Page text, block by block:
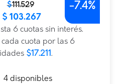
$111.529
$ 103.267
6 cuotas sin interés.
cuota por las 6
$17.211.
-7.4%
4 disponibles